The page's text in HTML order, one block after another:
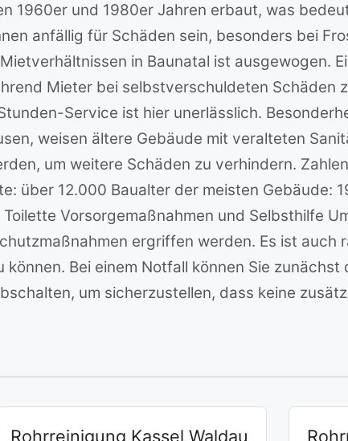
1960er und 1980er Jahren erbaut, was
anfällig für Schäden sein, besonders bei
in Baunatal ist ausgewogen.
Mieter bei selbstverschuldeten Schäden
Service ist hier unerlässlich.
weisen ältere Gebäude mit veralteten
um weitere Schäden zu verhindern.
über 12.000 Baualter der meisten Gebäude:
Vorsorgemaßnahmen und Selbsthilfe
ergriffen werden. Es ist auch
Bei einem Notfall können Sie
um sicherzustellen, dass keine
Rohrreinigung Kassel Waldau